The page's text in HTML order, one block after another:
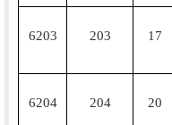
6203 203 17
6204 204 20